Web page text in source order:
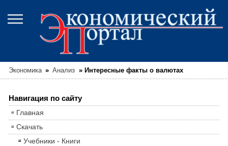
Экономика » Анализ » Интересные факты о валютах
Навигация по сайту
Главная
Скачать
Учебники - Книги